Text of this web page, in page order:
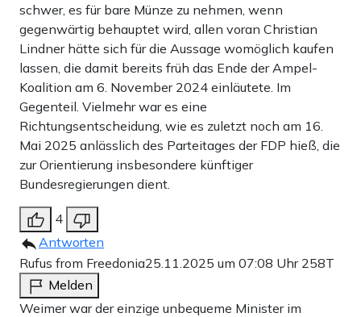
schwer, es für bare Münze zu nehmen, wenn
gegenwärtig behauptet wird, allen voran Christian
Lindner hätte sich für die Aussage womöglich kaufen
lassen, die damit bereits früh das Ende der Ampel-
Koalition am 6. November 2024 einläutete. Im
Gegenteil. Vielmehr war es eine
Richtungsentscheidung, wie es zuletzt noch am 16.
Mai 2025 anlässlich des Parteitages der FDP hieß, die
zur Orientierung insbesondere künftiger
Bundesregierungen dient.
4
Antworten
Rufus from Freedonia25.11.2025 um 07:08 Uhr 258T
Melden
Weimer war der einzige unbequeme Minister im